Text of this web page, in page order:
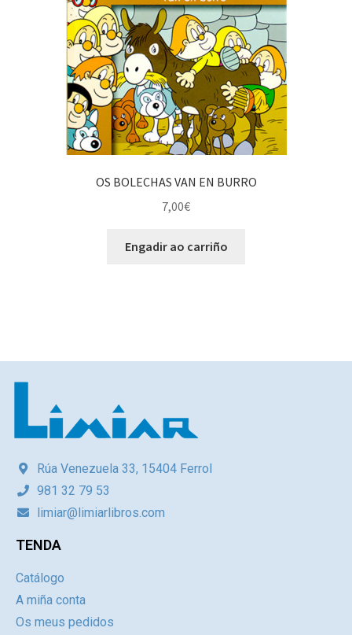
OS BOLECHAS VAN EN BURRO
7,00€
Engadir ao carriño
Rúa Venezuela 33, 15404 Ferrol
981 32 79 53
limiar@limiarlibros.com
TENDA
Catálogo
A miña conta
Os meus pedidos